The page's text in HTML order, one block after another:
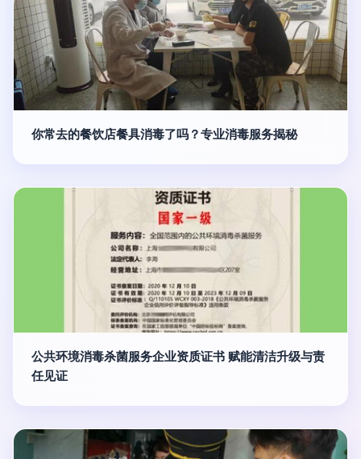
你常去的餐饮店餐具消毒了吗？专业消毒服务揭秘
公共环境消毒杀菌服务企业资质证书 赋能清洁升级与责
任见证